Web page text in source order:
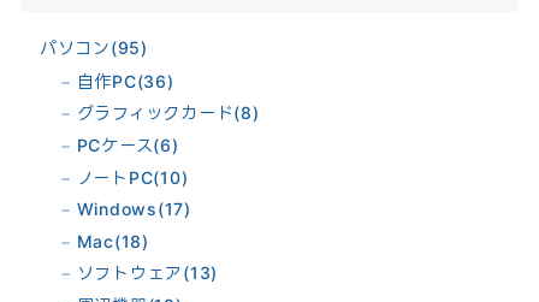
パソコン(95)
自作PC(36)
グラフィックカード(8)
PCケース(6)
ノートPC(10)
Windows(17)
Mac(18)
ソフトウェア (13)